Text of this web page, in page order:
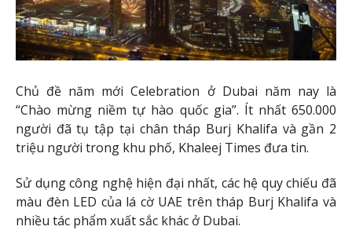
Chủ đề năm mới Celebration ở Dubai năm nay là
“Chào mừng niềm tự hào quốc gia”. Ít nhất 650.000
người đã tụ tập tại chân tháp Burj Khalifa và gần 2
triệu người trong khu phố, Khaleej Times đưa tin.
Sử dụng công nghệ hiện đại nhất, các hệ quy chiếu đã
màu đèn LED của lá cờ UAE trên tháp Burj Khalifa và
nhiều tác phẩm xuất sắc khác ở Dubai.